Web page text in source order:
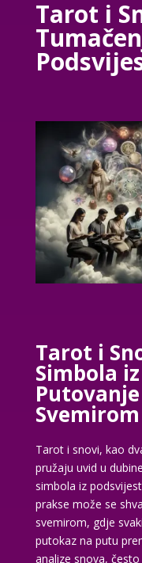
Tarot i
Tarot i
Simbola
Svemirom
Tarot i snovi, kao
pružaju uvid u
simbola iz
prakse može se
svemirom, gdje
putokaz na putu
analize snova,